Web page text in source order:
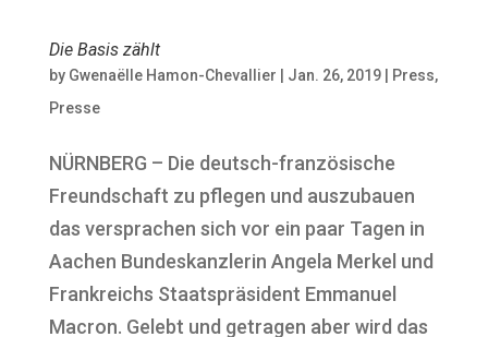
Die Basis zählt
by Gwenaëlle Hamon-Chevallier Jan. 26, 2019| Press,
Presse
NÜRNBERG – Die deutsch-französische
Freundschaft zu pflegen und auszubauen
das versprachen sich vor ein paar Tagen in
Aachen Bundeskanzlerin Angela Merkel und
Frankreichs Staatspräsident Emmanuel
Macron. Gelebt und getragen aber wird das